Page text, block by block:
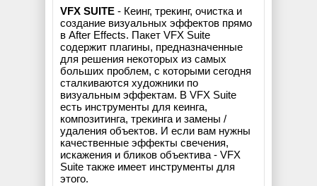
VFX SUITE - Кеинг, трекинг, очистка и
создание визуальных эффектов прямо
в After Effects. Пакет VFX Suite
содержит плагины, предназначенные
для решения некоторых из самых
больших проблем, с которыми сегодня
сталкиваются художники по
визуальным эффектам. В VFX Suite
есть инструменты для кеинга,
композитинга, трекинга и замены /
удаления объектов. И если вам нужны
качественные эффекты свечения,
искажения и бликов объектива - VFX
Suite также имеет инструменты для
этого.